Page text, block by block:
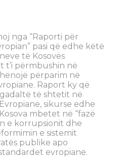
nga “Raporti për
pasi që edhe këtë
të Kosovës
t’i përmbushin në
përparim në
Raport ky që
të shtetit në
sikurse edhe
mbetet në “fazë
e korrupsionit dhe
e sistemit
publike apo
evropiane.